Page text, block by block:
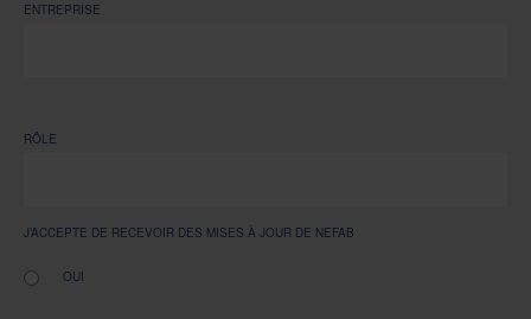
ENTREPRISE
RÔLE
J’ACCEPTE DE RECEVOIR DES MISES À JOUR DE NEFAB
OUI